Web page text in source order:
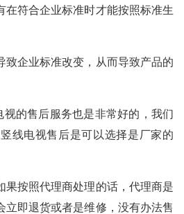
在符合企业标准时才能按照标准生
致企业标准改变，从而导致产品的
的售后服务也是非常好的，我们
线电视售后是可以选择是厂家的
果按照代理商处理的话，代理商是
立即退货或者是维修，没有办法售